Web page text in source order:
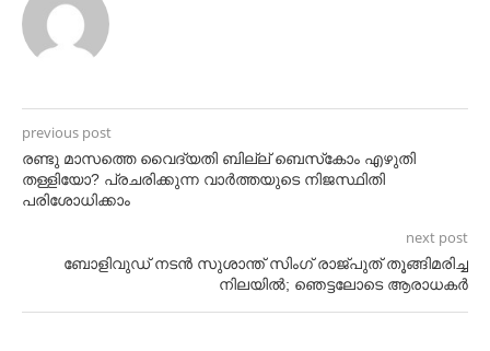
previous post
രണ്ടു മാസത്തെ വൈദ്യതി ബില്ല് ബെസ്‌കോം എഴുതി
തള്ളിയോ? പ്രചരിക്കുന്ന വാർത്തയുടെ നിജസ്ഥിതി
പരിശോധിക്കാം
next post
ബോളിവുഡ് നടന്‍ സുശാന്ത് സിംഗ് രാജ്പുത് തൂങ്ങിമരിച്ച
നിലയില്‍; ഞെട്ടലോടെ ആരാധകര്‍